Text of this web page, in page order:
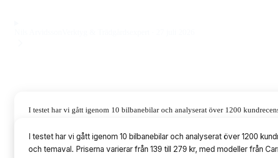
I testet har vi gått igenom 10 bilbanebilar och analyserat över 1200
Innehållsförteckning
I testet har vi gått igenom 10 bilbanebilar och analyserat över 1200
och temaval. Priserna varierar från 139 till 279 kr, med modeller från